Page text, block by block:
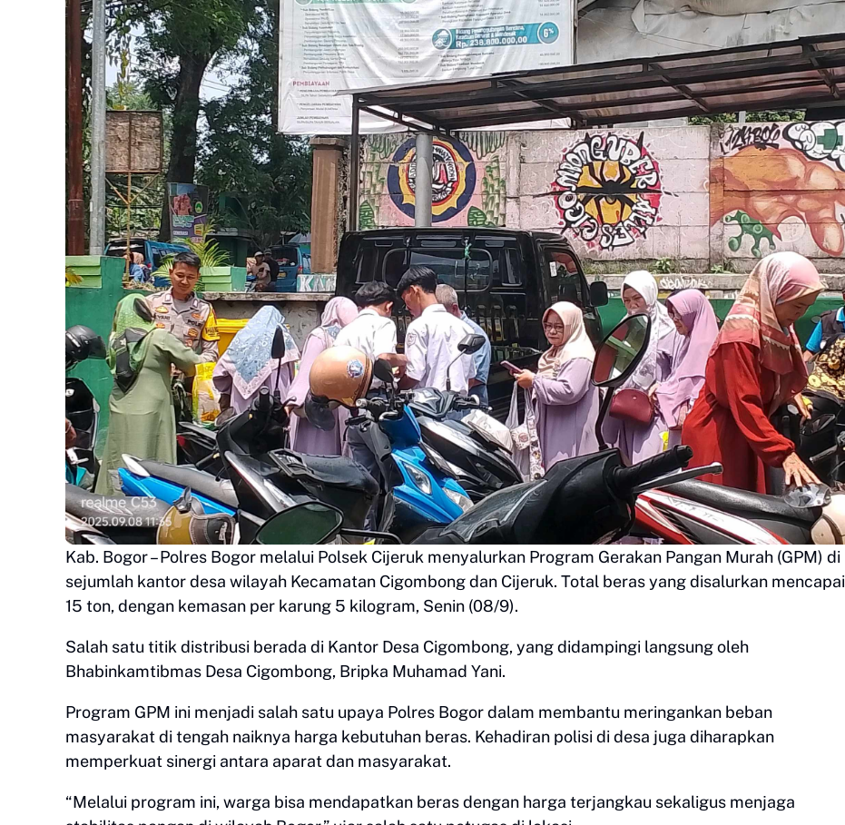
Kab. Bogor – Polres Bogor melalui Polsek Cijeruk menyalurkan Program Gerakan Pangan Murah (GPM) di
sejumlah kantor desa wilayah Kecamatan Cigombong dan Cijeruk. Total beras yang disalurkan mencapai
15 ton, dengan kemasan per karung 5 kilogram, Senin (08/9).
Salah satu titik distribusi berada di Kantor Desa Cigombong, yang didampingi langsung oleh
Bhabinkamtibmas Desa Cigombong, Bripka Muhamad Yani.
Program GPM ini menjadi salah satu upaya Polres Bogor dalam membantu meringankan beban
masyarakat di tengah naiknya harga kebutuhan beras. Kehadiran polisi di desa juga diharapkan
memperkuat sinergi antara aparat dan masyarakat.
“Melalui program ini, warga bisa mendapatkan beras dengan harga terjangkau sekaligus menjaga